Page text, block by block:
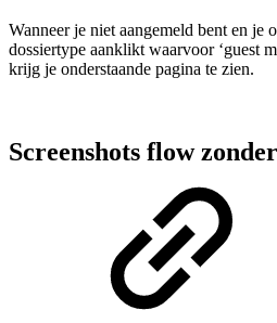
Wanneer je niet aangemeld bent en je
dossiertype aanklikt waarvoor ‘guest
krijg je onderstaande pagina te zien.
Screenshots flow